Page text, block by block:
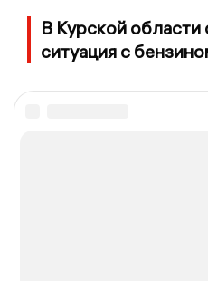
В Курской области
ситуация с